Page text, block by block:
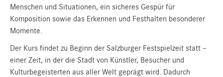
Menschen und Situationen, ein sicheres Gespür für
Komposition sowie das Erkennen und Festhalten besonderer
Momente.
Der Kurs findet zu Beginn der Salzburger Festspielzeit statt –
einer Zeit, in der die Stadt von Künstler, Besucher und
Kulturbegeisterten aus aller Welt geprägt wird. Dadurch